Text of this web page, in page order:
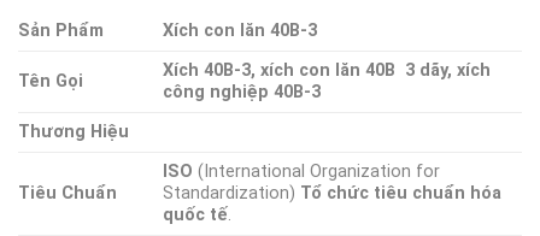
Sản Phẩm Xích con lăn 40B-3
Tên Gọi
Xích 40B-3, xích con lăn 40B 3 dãy, xích
công nghiệp 40B-3
Thương Hiệu
Tiêu Chuẩn
ISO(International Organization for
Standardization) Tổ chức tiêu chuẩn hóa
quốc tế.